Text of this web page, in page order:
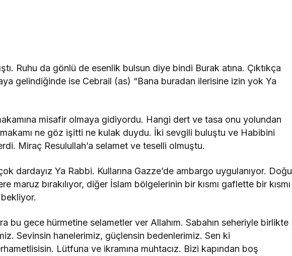
Ruhu da gönlü de esenlik bulsun diye bindi Burak atına. Çıktıkça
gelindiğinde ise Cebrail (as) “Bana buradan ilerisine izin yok Ya
misafir olmaya gidiyordu. Hangi dert ve tasa onu yolundan
ne göz işitti ne kulak duydu. İki sevgili buluştu ve Habibini
Miraç Resulullah’a selamet ve teselli olmuştu.
dardayız Ya Rabbi. Kullarına Gazze’de ambargo uygulanıyor. Doğu
maruz bırakılıyor, diğer İslam bölgelerinin bir kısmı gaflette bir kısmı
bu gece hürmetine selametler ver Allahım. Sabahın seheriyle birlikte
Sevinsin hanelerimiz, güçlensin bedenlerimiz. Sen ki
Lütfuna ve ikramına muhtacız. Bizi kapından boş